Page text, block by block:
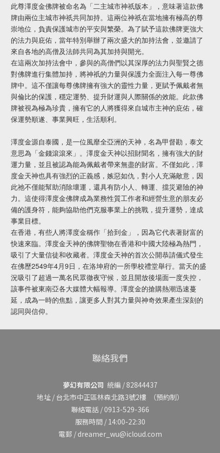
此尊澤度金佛牌被命名為「二主城市神祇版本」，意味著這款佛
牌由兩位主城市神祇共同加持。這兩位神祇在當地擁有極高的尊
崇地位，負責保護城市的平安與繁榮。為了賦予這款佛牌更強大
的法力與庇佑，當年特別舉辦了兩次盛大的加持法會，並邀請了
來自各地的高僧及法師共同為其加持與開光。
在這兩次加持法會中，參與的高僧們以其深厚的法力與聖賢之德
對佛牌進行集體加持，將神祇的力量與保護力全面注入每一尊佛
牌中。這不僅讓每尊佛牌擁有強大的靈性力量，更賦予佩戴者無
與倫比的保護，穩定運勢、提升財運與人際關係的效能。此款佛
牌被視為極為珍貴，擁有它的人將獲得來自城市主神的庇佑，確
保運勢順遂、事業興旺，生活順利。
澤度金源自泰國，是一位風靡全亞洲的天神，名為甲督勘，泰文
意思為「金錢滾滾來」。澤度金天神以招財聞名，擁有強大的財
運力量，並且被認為能為佩戴者帶來無盡的財富。不僅如此，澤
度金天神也具有強烈的正義感，嫉惡如仇，對小人充滿敵意，因
此祂不僅能幫助消除壞運，還具有防小人、轉運、擋災避險的神
力。這使得澤度金佛牌成為業務性質工作者和經營生意的朋友必
備的護身符，能夠協助他們克服事業上的挑戰，提升運勢，達成
事業目標。
在香港，有些人將澤度金稱作「拾到金」，因為它代表著財富的
快速來臨。澤度金天神的佛牌聖物在香港和中國大陸極為熱門，
吸引了大量信徒和收藏者。澤度金天神的首次公開恭請儀式發生
在佛歷2549年4月9日，在洛坤府的一所學校禮堂舉行。當天的盛
況吸引了超過一萬名民眾徹夜守候，並且開放後場面一度失控，
該事件被東南亞各大媒體大幅報導。澤度金的搶購熱潮迅速蔓
延，成為一時的焦點，讓更多人對其力量與神奇效果產生深刻的
認同與信仰。
聯絡我們
夢幻有限公司 統編 / 82844437
地址 / 台北市中正區林森北路3號2樓（預約制）
聯絡電話 / 0913-529-366
服務時間 / 14:00-22:30
電郵 / dreamer_wu@icloud.com